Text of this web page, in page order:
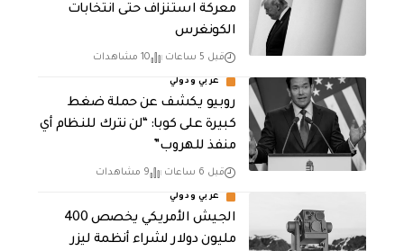
معركة استنزاف حتى انتخابات
الكونغرس
قبل 5 ساعات 10 مشاهدات
عربي ودولي
روبيو يكشف عن حملة ضغط
كبيرة على كوبا: “لن نترك للنظام أي
منفذ للهروب”
قبل 6 ساعات 9 مشاهدات
عربي ودولي
الجيش الأمريكي يخصص 400
مليون دولار لشراء أنظمة ليزر